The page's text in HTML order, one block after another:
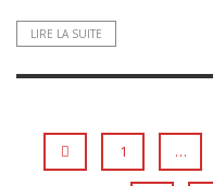
LIRE LA SUITE
1 …